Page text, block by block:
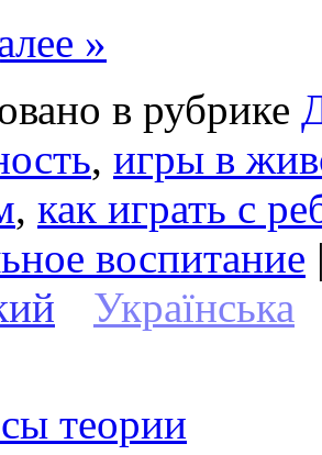
»
в рубрике
, игры в
, как играть с
воспитание
Українська
теории